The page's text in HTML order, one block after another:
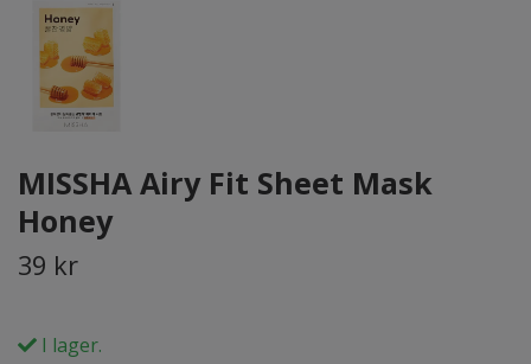
MISSHA Airy Fit Sheet Mask
Honey
39 kr
I lager.